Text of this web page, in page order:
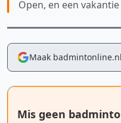
Open, en een
Maak
Mis geen